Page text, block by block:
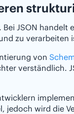
JSON handelt
zu verarbeiten
von
verständlich.
wird die